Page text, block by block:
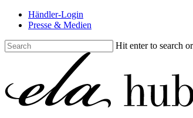
Skip
content
Händler-Login
Presse & Medien
Hit enter to search